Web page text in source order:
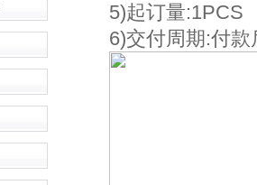
5)起订量:1PCS
6)交付周期:付款